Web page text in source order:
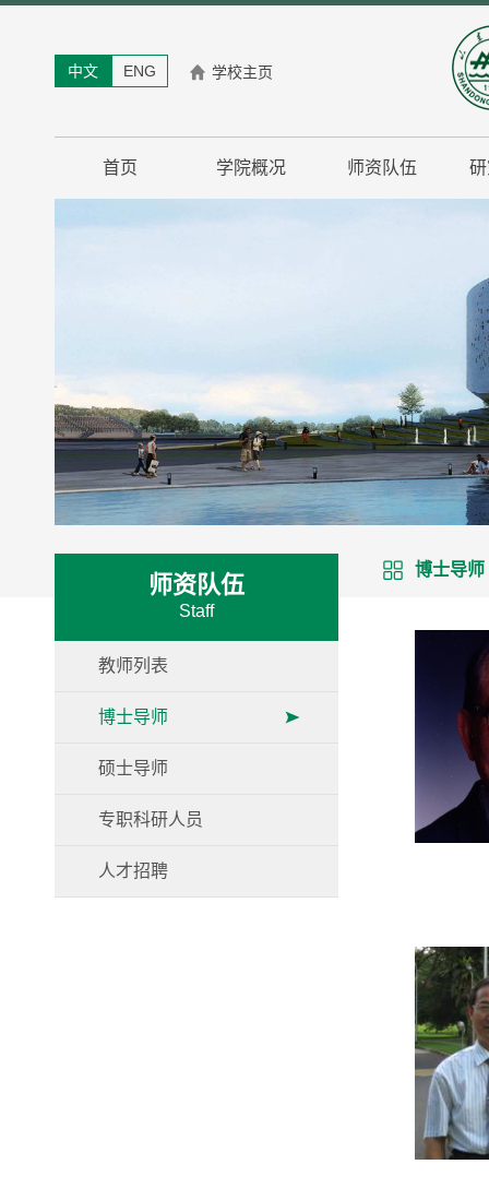
中文 ENG 学校主页
首页 学院概况 师资队伍
师资队伍
Staff
教师列表
博士导师
硕士导师
专职科研人员
人才招聘
博士导师